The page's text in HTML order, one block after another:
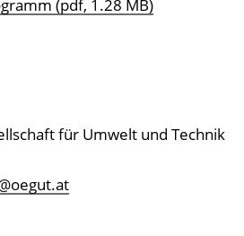
(pdf, 1.28 MB)
für Umwelt und Technik